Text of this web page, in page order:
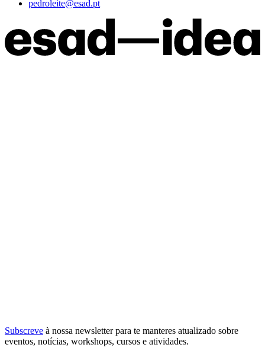
pedroleite@esad.pt
Subscreve à nossa newsletterpara te manteres atualizado sobre
eventos, notícias, workshops, cursos e atividades.